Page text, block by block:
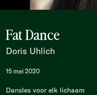
Fat Dance
Doris Uhlich
15 mei 2020
Dansles voor elk lichaam